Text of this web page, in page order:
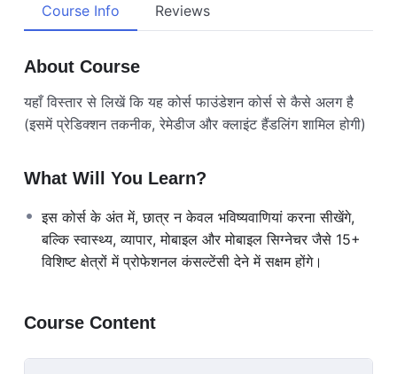
Course Info Reviews
About Course
यहाँ विस्तार से लिखें कि यह कोर्स फाउंडेशन कोर्स से कैसे अलग है
(इसमें प्रेडिक्शन तकनीक, रेमेडीज और क्लाइंट हैंडलिंग शामिल होगी)
What Will You Learn?
इस कोर्स के अंत में, छात्र न केवल भविष्यवाणियां करना सीखेंगे,
बल्कि स्वास्थ्य, व्यापार, मोबाइल और मोबाइल सिग्नेचर जैसे 15+
विशिष्ट क्षेत्रों में प्रोफेशनल कंसल्टेंसी देने में सक्षम होंगे।
Course Content